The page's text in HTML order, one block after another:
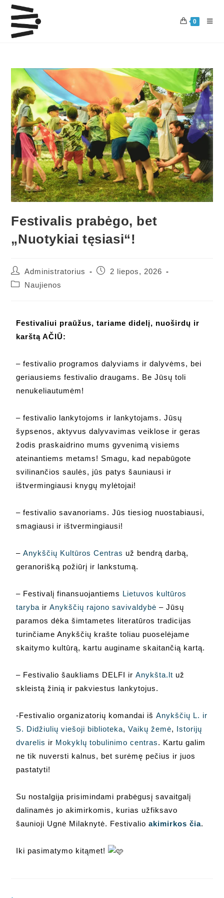
0
Festivalis prabėgo, bet
„Nuotykiai tęsiasi“!
Administratorius
2 liepos, 2026
Naujienos
Festivaliui praūžus, tariame didelį, nuoširdų ir
karštą AČIŪ:
– festivalio programos dalyviams ir dalyvėms, bei
geriausiems festivalio draugams. Be Jūsų toli
nenukeliautumėm!
– festivalio lankytojoms ir lankytojams. Jūsų
šypsenos, aktyvus dalyvavimas veiklose ir geras
žodis praskaidrino mums gyvenimą visiems
ateinantiems metams! Smagu, kad nepabūgote
svilinančios saulės, jūs patys šauniausi ir
ištvermingiausi knygų mylėtojai!
– festivalio savanoriams. Jūs tiesiog nuostabiausi,
smagiausi ir ištvermingiausi!
–Anykščių Kultūros Centras už bendrą darbą,
geranorišką požiūrį ir lankstumą.
– Festivalį finansuojantiems Lietuvos kultūros
taryba irAnykščių rajono savivaldybė – Jūsų
paramos dėka šimtametes literatūros tradicijas
turinčiame Anykščių krašte toliau puoselėjame
skaitymo kultūrą, kartu auginame skaitančią kartą.
– Festivalio šaukliams DELFI irAnykšta.lt už
skleistą žinią ir pakviestus lankytojus.
-Festivalio organizatorių komandai išAnykščių L. ir
S. Didžiulių viešoji biblioteka,Vaikų žemė, Istorijų
dvarelis ir Mokyklų tobulinimo centras. Kartu galim
ne tik nuversti kalnus, bet surėmę pečius ir juos
pastatyti!
Su nostalgija prisimindami prabėgusį savaitgalį
dalinamės jo akimirkomis, kurias užfiksavo
šaunioji Ugnė Milaknytė. Festivalioakimirkos čia.
Iki pasimatymo kitąmet!